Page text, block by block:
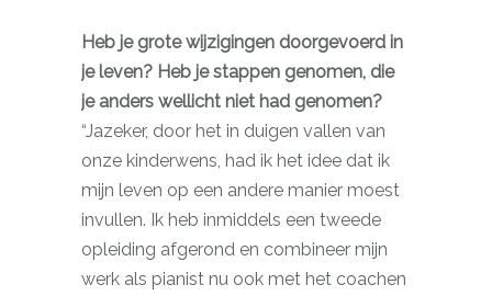
Heb je grote wijzigingen doorgevoerd in
je leven? Heb je stappen genomen, die
je anders wellicht niet had genomen?
“Jazeker, door het in duigen vallen van
onze kinderwens, had ik het idee dat ik
mijn leven op een andere manier moest
invullen. Ik heb inmiddels een tweede
opleiding afgerond en combineer mijn
werk als pianist nu ook met het coachen